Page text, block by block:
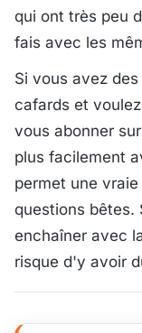
qui ont très peu
fais avec les
Si vous avez
cafards et
vous abonner
plus facilement
permet une
questions bêtes.
enchaîner avec
risque d'y avoir